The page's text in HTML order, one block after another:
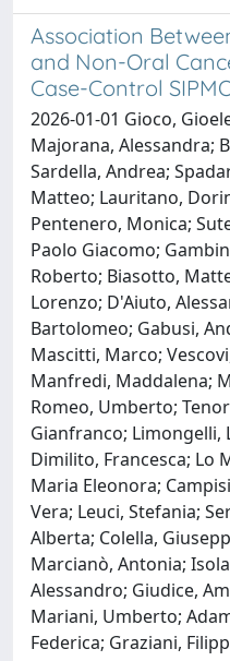
Association
and Non-Oral
Case-Control
2026-01-01 Gioco,
Majorana, Alessandra;
Sardella, Andrea;
Matteo; Lauritano,
Pentenero, Monica;
Paolo Giacomo;
Roberto; Biasotto,
Lorenzo; D'Aiuto,
Bartolomeo; Gabusi,
Mascitti, Marco;
Manfredi, Maddalena;
Romeo, Umberto;
Gianfranco; Limongelli,
Dimilito, Francesca; Lo
Maria Eleonora;
Vera; Leuci, Stefania;
Alberta; Colella,
Marcianò, Antonia;
Alessandro; Giudice,
Mariani, Umberto;
Federica; Graziani,